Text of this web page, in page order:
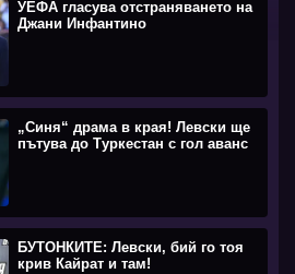
УЕФА гласува отстраняването на
Джани Инфантино
„Синя“ драма в края! Левски ще
пътува до Туркестан с гол аванс
БУТОНКИТЕ: Левски, бий го тоя
крив Кайрат и там!